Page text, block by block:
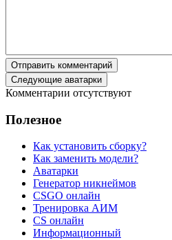
Отправить комментарий
Следующие аватарки
Комментарии отсутствуют
Полезное
Как установить сборку?
Как заменить модели?
Аватарки
Генератор никнеймов
CSGO онлайн
Тренировка АИМ
CS онлайн
Информационный